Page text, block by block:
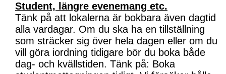
Student, längre evenemang etc.
Tänk på att lokalerna är bokbara även dagtid
alla vardagar. Om du ska ha en tillställning
som sträcker sig över hela dagen eller om du
vill göra iordning tidigare bör du boka både
dag- och kvällstiden. Tänk på: Boka